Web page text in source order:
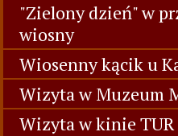
"Zielony dzień" w
wiosny
Wiosenny kącik u
Wizyta w Muzeum
Wizyta w kinie TUR